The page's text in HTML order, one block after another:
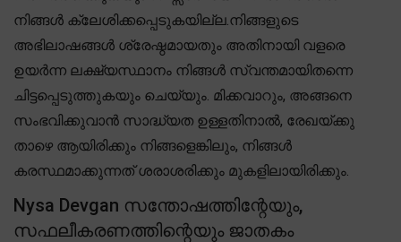
നിങ്ങൾ ക്ലേശിക്കപ്പെടുകയില്ല.നിങ്ങളുടെ
അഭിലാഷങ്ങൾ ശ്രേഷ്ഠമായതും അതിനായി വളരെ
ഉയർന്ന ലക്ഷ്യസ്ഥാനം നിങ്ങൾ സ്വന്തമായിതന്നെ
ചിട്ടപ്പെടുത്തുകയും ചെയ്യും. മിക്കവാറും, അങ്ങനെ
സംഭവിക്കുവാൻ സാദ്ധ്യത ഉള്ളതിനാൽ, രേഖയ്ക്കു
താഴെ ആയിരിക്കും നിങ്ങളെങ്കിലും, നിങ്ങൾ
കരസ്ഥമാക്കുന്നത് ശരാശരിക്കും മുകളിലായിരിക്കും.
Nysa Devgan സന്തോഷത്തിന്റേയും,
സഫലീകരണത്തിന്റെയും ജാതകം